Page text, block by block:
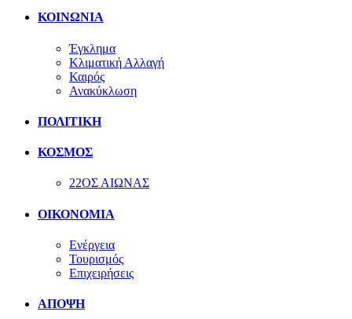
ΚΟΙΝΩΝΙΑ
Έγκλημα
Κλιματική Αλλαγή
Καιρός
Ανακύκλωση
ΠΟΛΙΤΙΚΗ
ΚΟΣΜΟΣ
22ΟΣ ΑΙΩΝΑΣ
ΟΙΚΟΝΟΜΙΑ
Ενέργεια
Τουρισμός
Επιχειρήσεις
ΑΠΟΨΗ